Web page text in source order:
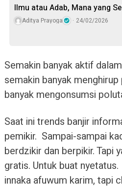
Ilmu atau Adab, Mana yang
Aditya Prayoga 24/02/2026
Semakin banyak aktif
semakin banyak
banyak mengonsumsi
Saat ini trends banjir
pemikir. Sampai-sampai
berdzikir dan berpikir. Tapi
gratis. Untuk buat
innaka afuwum karim, tapi